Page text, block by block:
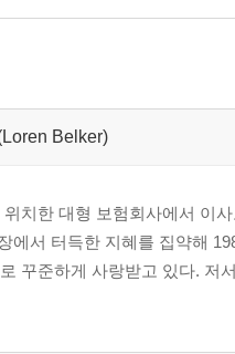
Belker)
위치한 대형 보험회사에서 이
에서 터득한 지혜를 집약해
꾸준하게 사랑받고 있다. 저